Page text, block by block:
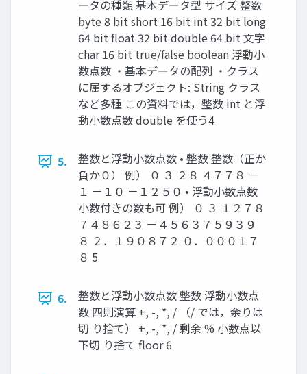
ータの種類 基本データ型 サイズ 整数
byte 8 bit short 16 bit int 32 bit long
64 bit float 32 bit double 64 bit 文字
char 16 bit true/false boolean 浮動小
数点数 ・基本データの配列 ・クラス
に属するオブジェクト: String クラス
など多種 この資料では，整数 int と浮
動小数点数 double を使う4
5.
整数と浮動小数点数 • 整数 整数（正か
負か０） 例） ０ ３ ２８ ４７７８ －
１ －１０ －１２５０ • 浮動小数点数
小数付きの数も可 例） ０ ３ １２７８
７４８６２３ ー４５６３７５９３９
８ ２．１９０８７２ ０．０００１７
８ 5
6.
整数と浮動小数点数 整数 浮動小数点
数 四則演算 +, -, *, / （/ では，余りは
切 り捨て） +, -, *, / 剰余 % 小数点以
下切 り捨て floor 6